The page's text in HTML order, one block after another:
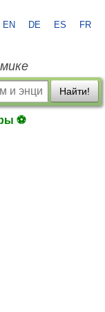
EN DE ES FR
Найти!
⚽